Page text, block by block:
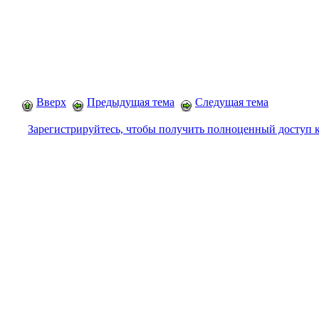
Вверх Предыдущая тема Следущая тема
Зарегистрируйтесь, чтобы получить полноценный доступ